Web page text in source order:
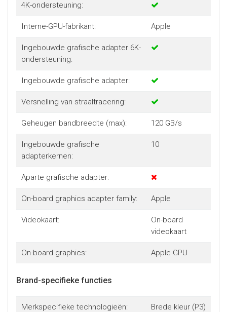
4K-ondersteuning:
Interne-GPU-fabrikant: Apple
Ingebouwde grafische adapter 6K-
ondersteuning:
Ingebouwde grafische adapter:
Versnelling van straaltracering:
Geheugen bandbreedte (max): 120 GB/s
Ingebouwde grafische
adapterkernen:
10
Aparte grafische adapter:
On-board graphics adapter family: Apple
Videokaart:
On-board
videokaart
On-board graphics: Apple GPU
Brand-specifieke functies
Merkspecifieke technologieën: Brede kleur (P3)